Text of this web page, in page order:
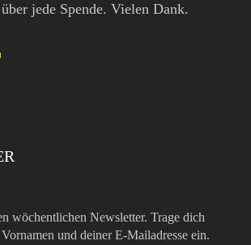
jede Spende. Vielen Dank.
wöchentlichen Newsletter. Trage dich
und deiner E-Mailadresse ein.